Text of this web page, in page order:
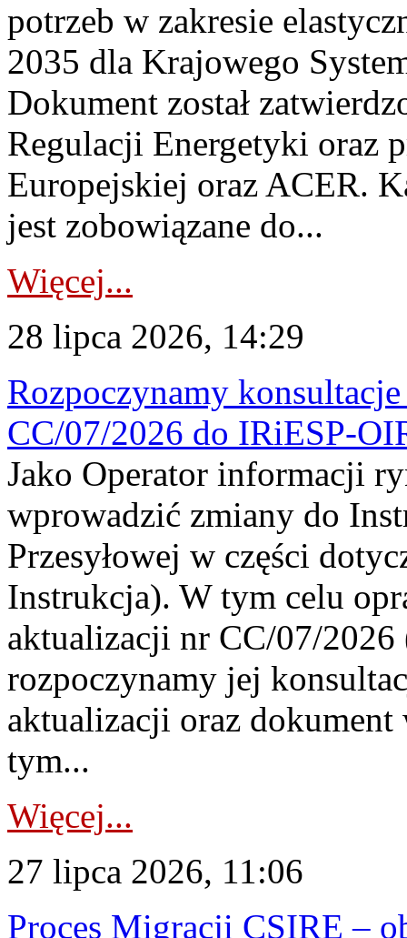
potrzeb w zakresie
2035 dla Krajowego
Dokument został
Regulacji Energetyki oraz
Europejskiej oraz ACER.
jest zobowiązane do...
Więcej...
28 lipca 2026, 14:29
Rozpoczynamy
CC/07/2026 do IRiESP-
Jako Operator informacji
wprowadzić zmiany do
Przesyłowej w części
Instrukcja). W tym celu
aktualizacji nr CC/07/
rozpoczynamy jej
aktualizacji oraz
tym...
Więcej...
27 lipca 2026, 11:06
Proces Migracji CSIRE –